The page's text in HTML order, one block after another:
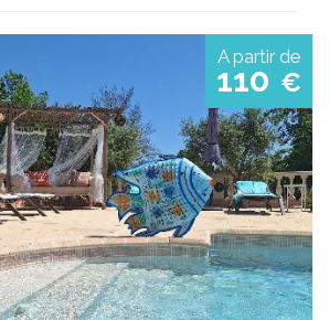
A partir de
110 €